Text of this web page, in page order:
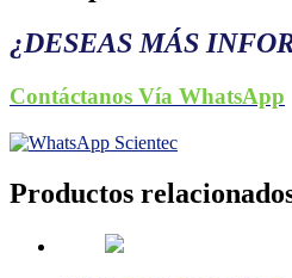
¿DESEAS MÁS
Contáctanos Vía WhatsApp
Productos